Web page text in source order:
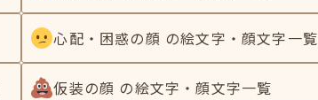
心配・困惑の顔 の絵文字・顔文字一覧
仮装の顔 の絵文字・顔文字一覧